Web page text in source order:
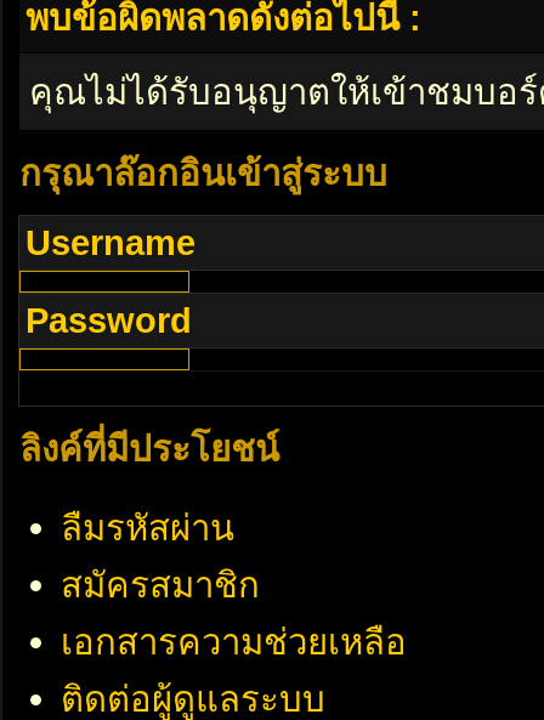
พบข้อผิดพลาดดังต่อไปนี้ :
คุณไม่ได้รับอนุญาตให้เข้าชมบอ
กรุณาล๊อกอินเข้าสู่ระบบ
Username
Password
ลิงค์ที่มีประโยชน์
ลืมรหัสผ่าน
สมัครสมาชิก
เอกสารความช่วยเหลือ
ติดต่อผู้ดูแลระบบ